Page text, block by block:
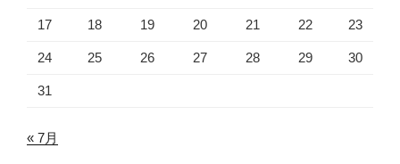
17 18 19 20 21 22 23
24 25 26 27 28 29 30
31
« 7月